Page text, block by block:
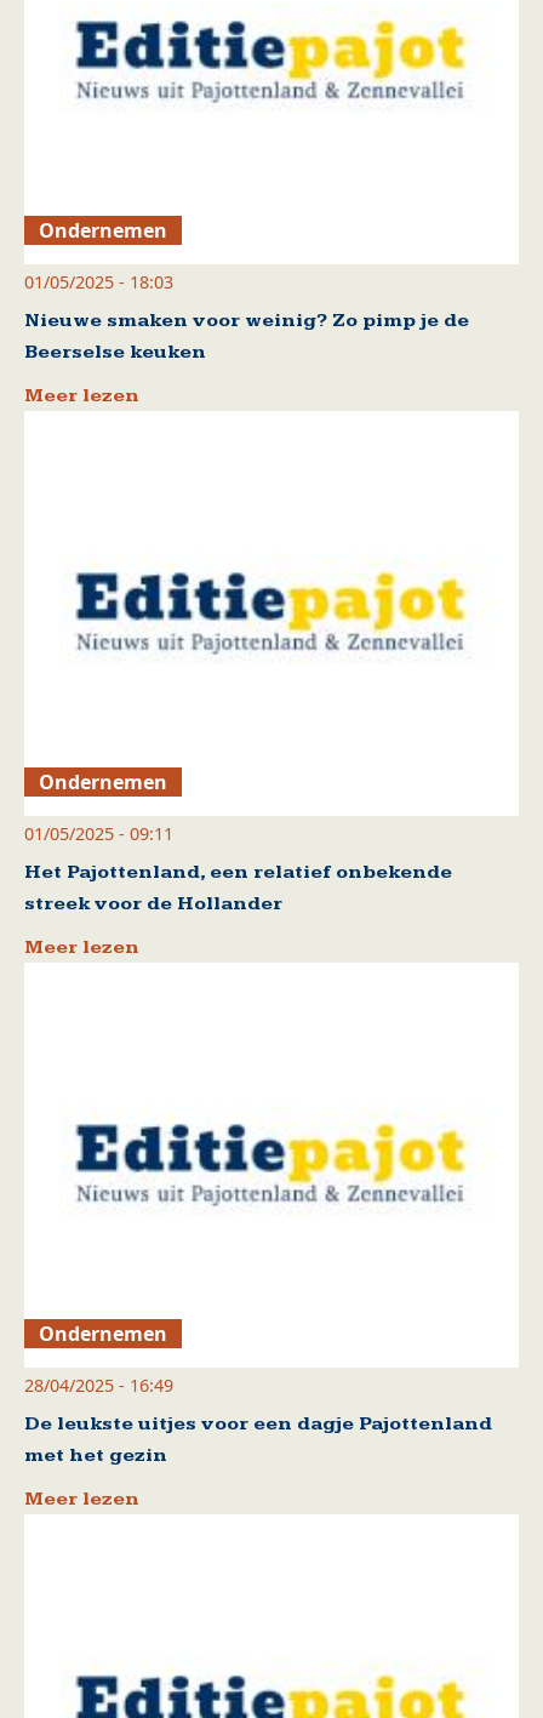
Ondernemen
01/05/2025 - 18:03
Nieuwe smaken voor weinig? Zo pimp je de
Beerselse keuken
Meer lezen
Ondernemen
01/05/2025 - 09:11
Het Pajottenland, een relatief onbekende
streek voor de Hollander
Meer lezen
Ondernemen
28/04/2025 - 16:49
De leukste uitjes voor een dagje Pajottenland
met het gezin
Meer lezen